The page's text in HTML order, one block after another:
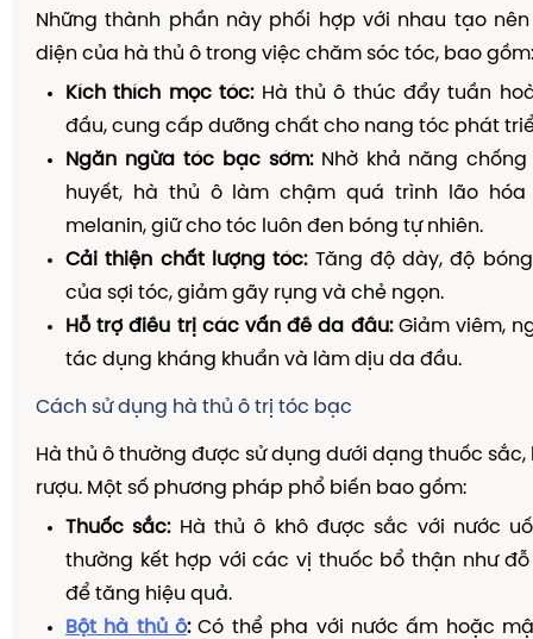
Những thành phần này phối hợp với nhau tạo
diện của hà thủ ô trong việc chăm sóc tóc, bao gồm:
Kích thích mọc tóc:Hà thủ ô thúc đẩy tuần
đầu, cung cấp dưỡng chất cho nang tóc phát
Ngăn ngừa tóc bạc sớm:Nhờ khả năng
huyết, hà thủ ô làm chậm quá trình lão
melanin, giữ cho tóc luôn đen bóng tự nhiên.
Cải thiện chất lượng tóc:Tăng độ dày, độ
của sợi tóc, giảm gãy rụng và chẻ ngọn.
Hỗ trợ điều trị các vấn đề da đầu:Giảm viêm,
tác dụng kháng khuẩn và làm dịu da đầu.
Cách sử dụng hà thủ ô trị tóc bạc
Hà thủ ô thường được sử dụng dưới dạng thuốc
rượu. Một số phương pháp phổ biến bao gồm:
Thuốc sắc:Hà thủ ô khô được sắc với nước
thường kết hợp với các vị thuốc bổ thận như
để tăng hiệu quả.
Bột hà thủ ô:Có thể pha với nước ấm hoặc